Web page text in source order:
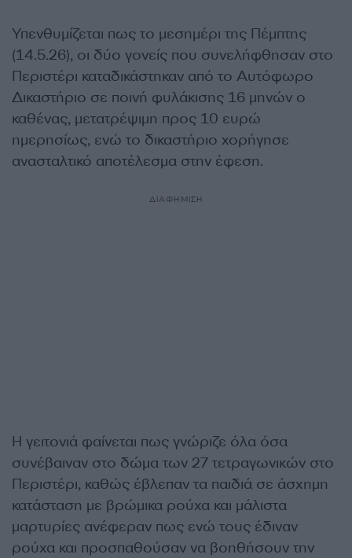
Υπενθυμίζεται πως το μεσημέρι της Πέμπτης
(14.5.26), οι δύο γονείς που συνελήφθησαν στο
Περιστέρι καταδικάστηκαν από το Αυτόφωρο
Δικαστήριο σε ποινή φυλάκισης 16 μηνών ο
καθένας, μετατρέψιμη προς 10 ευρώ
ημερησίως, ενώ το δικαστήριο χορήγησε
ανασταλτικό αποτέλεσμα στην έφεση.
ΔΙΑΦΗΜΙΣΗ
Η γειτονιά φαίνεται πως γνώριζε όλα όσα
συνέβαιναν στο δώμα των 27 τετραγωνικών στο
Περιστέρι, καθώς έβλεπαν τα παιδιά σε άσχημη
κατάσταση με βρώμικα ρούχα και μάλιστα
μαρτυρίες ανέφεραν πως ενώ τους έδιναν
ρούχα και προσπαθούσαν να βοηθήσουν την